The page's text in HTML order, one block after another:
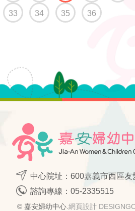
33 34 35 36
中心院址：600嘉義市西區友
諮詢專線： 05-2335515
© 嘉安婦幼中心. 網頁設計